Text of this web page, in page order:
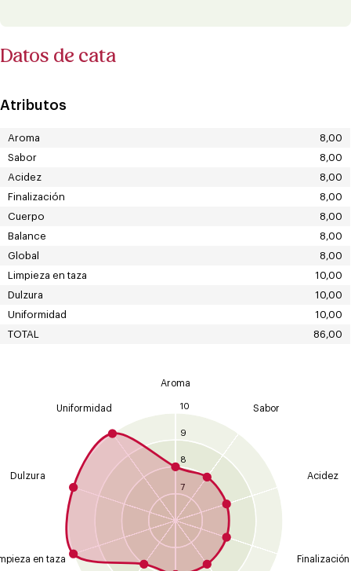
Datos de cata
Atributos
Aroma
8,00
Sabor
8,00
Acidez
8,00
Finalización
8,00
Cuerpo
8,00
Balance
8,00
Global
8,00
Limpieza en taza
10,00
Dulzura
10,00
Uniformidad
10,00
TOTAL
86,00
10
9
8
7
Aroma
Sabor
Acidez
Finalización
en taza
Dulzura
Uniformidad